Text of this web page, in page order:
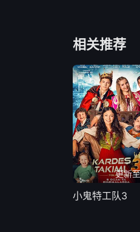
相关推荐
更新
小鬼特工队3